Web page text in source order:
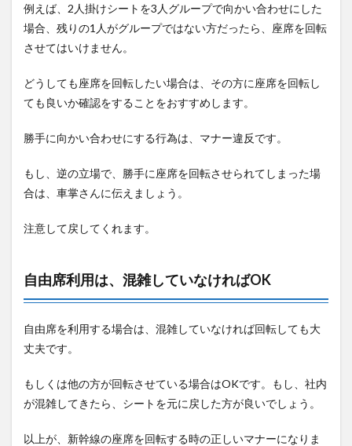
例えば、2人掛けシートを3人グループで向かい合わせにした
場合、残りの1人がグループではない方だったら、座席を回転
させてはいけません。
どうしても座席を回転したい場合は、その方に座席を回転し
ても良いか確認をすることをおすすめします。
勝手に向かい合わせにする行為は、マナー違反です。
もし、逆の立場で、勝手に座席を回転させられてしまった場
合は、車掌さんに伝えましょう。
注意して戻してくれます。
自由席利用は、混雑していなければOK
自由席を利用する場合は、混雑していなければ回転しても大
丈夫です。
もしくは他の方が回転させている場合はOKです。もし、社内
が混雑してきたら、シートを元に戻した方が良いでしょう。
以上が、新幹線の座席を回転する時の正しいマナーになりま